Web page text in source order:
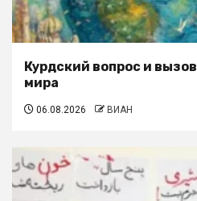
Курдский вопрос и
мира
06.08.2026 ВИАН